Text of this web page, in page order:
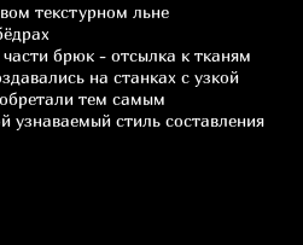
текстурном льне
брюк - отсылка к тканям
на станках с узкой
тем самым
узнаваемый стиль составления